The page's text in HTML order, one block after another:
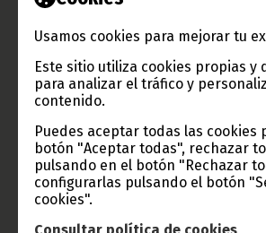
Usamos cookies para mejorar tu
Este sitio utiliza cookies propias y
para analizar el tráfico y
contenido.
Puedes aceptar todas las cookies
botón "Aceptar todas", rechazar
pulsando en el botón "Rechazar
configurarlas pulsando el botón
cookies".
Gobierno e Instituciones
Información de Guinea
TVGE